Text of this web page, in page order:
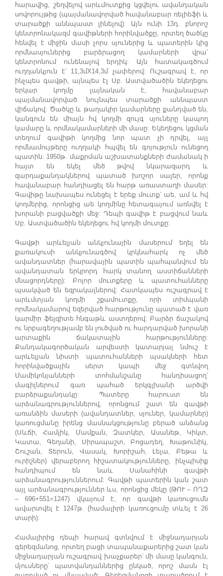
հարավից, շեղվելով արևմուտքից կցվելու ավանդական
սովորույթից (պայմանավորված հավանաբար ռելիեֆի և
տարածքի աննպաստ լինելով): Այն ունի 13դ. բնորոշ
կենտրոնակազմ գավիթների հորինվածքը, որտեղ ծածկը
հենվել է միջին մասի չորս սյուներից և պատերին կից
որմնասյուներից բարձրացող կամարների վրա՝
կենտրոնում ունենալով երդիկ: Այն հատակագծում
ուղղանկյուն է՝ 11,3մX14,3մ չափերով: Ուշագրավ է, որ
ինչպես գավթի, այնպես էլ Սբ. Աստվածածին եկեղեցու
երկար կողմը լայնական է, հավանաբար
պայմանավորված նույնպես տարածքի աննպաստ
վիճակով: Ծածկը և թաղակիր կամարները քանդված են,
կանգուն են միայն հվ կողմի զույգ սյուները կապող
կամարը և որմնակամարների մի մասը: Եկեղեցու կցման
տեղում գավիթի կողմից նոր պատ չի դրվել, այլ
որմնամույթերը ուղղակի հպվել են գոյություն ունեցող
պատին: 1950թ. մաքրման աշխատանքների ժամանակ ի
հայտ են եկել մեծ թվով նկարազարդ և
զարդաքանդակներով պատած խոշոր սալեր, որոնք
հավանաբար հանդիացել են հարթ առաստաղի մասեր:
Գավիթը նախապես ունեցել է երեք մուտք՝ աե, ամ և հվ
կողմերից, որոնցից աե կողմինը հետագայում առնվել է
խորանի բացվածքի մեջ: Դեպի գավիթ է բացվում նաև
Սբ. Աստվածածին եկեղեցու հվ կողմի մուտքը:
Գավթի արևելյան անկյունային մասերում եղել են
քառակուսի անկյունագծով կրկնահարկ ոչ մեծ
ավանդատներ (հարավային պատին պահպանվում են
ավանդատան երկրորդ հարկ տանող աստիճանների
մնացորդները): Բոլոր մուտքերը և պատուհանները
պսակված են եզրակալներով: Հատկապես ուշագրավ է
արևմտյան կողմի շքամուտքը, որի տիմպանի
որմնակամարով եզերված հարթությունը պատած է վառ
կարմիր ֆելզիտե հնգաթև աստղերով: Բարձր ճաշակով
ու նրբագեղությամբ են լուծված ու հարդարված խորանի
արտաքին ճակատային հարթությունները:
Քանդակագործական արվեստի կատարյալ նմուշ է
արևելյան նիստի պատուհանների պսակների հետ
հորինվածքային սերտ կապի մեջ գտնվող
Մամիկոնյանների տոհմանշանը հանդիսացող՝
մագիլներում գառ պահած երկգլխանի արծվի
բարձրաքանդակը: Պատերը հարուստ են
արձանագրություններով, որոնցում շատ են գավթի
առանձին մասերի (ավանդատներ, սյուներ, կամարներ)
կառուցմանը իրենց մասնակցությունը բերած անձանց
(Սևճի, Համլիկ, Մամքան, Զատկեր, Ասանեթ, Կիկտ,
Կատա, Գեղանի, Սիրապաշտ, Բոցադեղ, Խաթունիկ,
Շուշան, Տերուն, Վասակ, Խորիշահ, Լելա, Բեթա և
ուրիշներ) վերաբերող հիշատակությունները, ինչպիսիք
հանդիպում են նաև Սանահինի գավթի
արձանագրություններում: Գավթի պատերին կան շատ
այլ արձանագրություններ ևս, որոնցից մեկը (ԹՈՒ – ՈՂԶ
– 696+551=1247) վկայում է, որ գավթի կառուցումն
ավարտվել է 1247թ. (համալիրի կառուցումը տևել է 26
տարի):
Համալիրից դեպի հարավ գտնվում է միջնադարյան
գերեզմանոց, որտեղ բացի տապանաքարերից շատ կան
միջնադարյան ուշագրավ խաչքարեր՝ մի մասը կանգուն,
մյուսները՝ պատվանդաններից ընկած, որոշ մասն էլ